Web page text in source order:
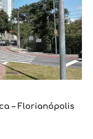
– Florianópolis